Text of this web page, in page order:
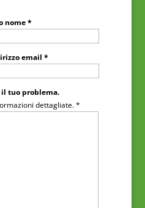
nome *
email *
tuo problema.
dettagliate. *